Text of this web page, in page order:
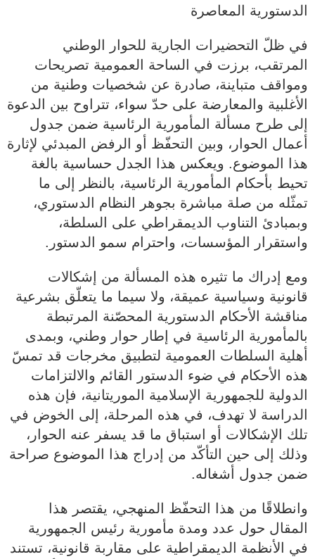
الدستورية المعاصرة
في ظلّ التحضيرات الجارية للحوار الوطني
المرتقب، برزت في الساحة العمومية تصريحات
ومواقف متباينة، صادرة عن شخصيات وطنية من
الأغلبية والمعارضة على حدّ سواء، تتراوح بين الدعوة
إلى طرح مسألة المأمورية الرئاسية ضمن جدول
أعمال الحوار، وبين التحفّظ أو الرفض المبدئي لإثارة
هذا الموضوع. ويعكس هذا الجدل حساسية بالغة
تحيط بأحكام المأمورية الرئاسية، بالنظر إلى ما
تمثّله من صلة مباشرة بجوهر النظام الدستوري،
وبمبادئ التناوب الديمقراطي على السلطة،
واستقرار المؤسسات، واحترام سمو الدستور.
ومع إدراك ما تثيره هذه المسألة من إشكالات
قانونية وسياسية عميقة، ولا سيما ما يتعلّق بشرعية
مناقشة الأحكام الدستورية المحصّنة المرتبطة
بالمأمورية الرئاسية في إطار حوار وطني، وبمدى
أهلية السلطات العمومية لتطبيق مخرجات قد تمسّ
هذه الأحكام في ضوء الدستور القائم والالتزامات
الدولية للجمهورية الإسلامية الموريتانية، فإن هذه
الدراسة لا تهدف، في هذه المرحلة، إلى الخوض في
تلك الإشكالات أو استباق ما قد يسفر عنه الحوار،
وذلك إلى حين التأكّد من إدراج هذا الموضوع صراحة
ضمن جدول أشغاله.
وانطلاقًا من هذا التحفّظ المنهجي، يقتصر هذا
المقال حول عدد ومدة مأمورية رئيس الجمهورية
في الأنظمة الديمقراطية على مقاربة قانونية، تستند